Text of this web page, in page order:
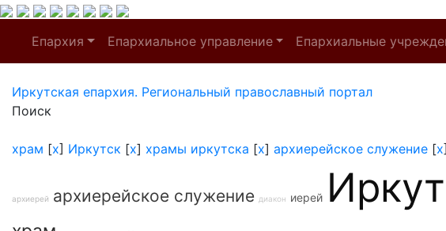
Епархия Епархиальное управление Епархиальные
Иркутская епархия. Региональный православный портал
Поиск
храм [x] Иркутск [x] храмы иркутска [x] архиерейское служение [x]
архиерей архиерейское служение диакон иерей